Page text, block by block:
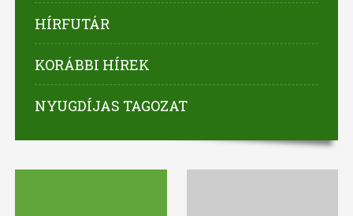
HÍRFUTÁR
KORÁBBI HÍREK
NYUGDÍJAS TAGOZAT